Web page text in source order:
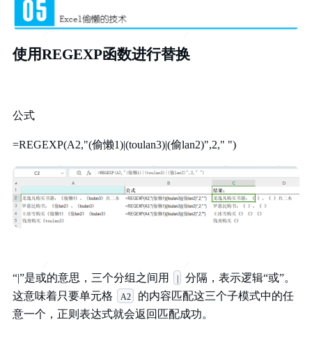
使用REGEXP函数进行替换
公式
=REGEXP(A2,"(偷懒1)|(toulan3)|(偷lan2)",2," ")
“|”是或的意思，三个分组之间用 |
分隔，表示逻辑“或”。
这意味着只要单元格
A2
的内容匹配这三个子模式中的任
意一个，正则表达式就会返回匹配成功。